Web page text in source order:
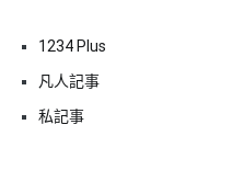
1234 Plus
凡人記事
私記事